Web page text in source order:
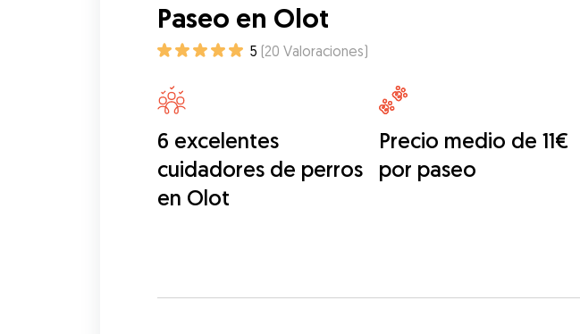
Paseo en Olot
5 (20 Valoraciones)
6 excelentes
cuidadores de perros
en Olot
Precio medio de 11€
por paseo